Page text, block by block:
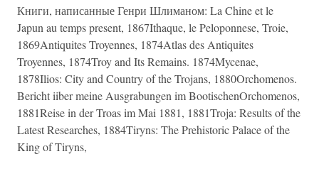
Книги, написанные Генри Шлиманом: La Chine et le
Japun au temps present, 1867Ithaque, le Peloponnese, Troie,
1869Antiquites Troyennes, 1874Atlas des Antiquites
Troyennes, 1874Troy and Its Remains. 1874Mycenae,
1878Ilios: City and Country of the Trojans, 1880Orchomenos.
Bericht iiber meine Ausgrabungen im BootischenOrchomenos,
1881Reise in der Troas im Mai 1881, 1881Troja: Results of the
Latest Researches, 1884Tiryns: The Prehistoric Palace of the
King of Tiryns,